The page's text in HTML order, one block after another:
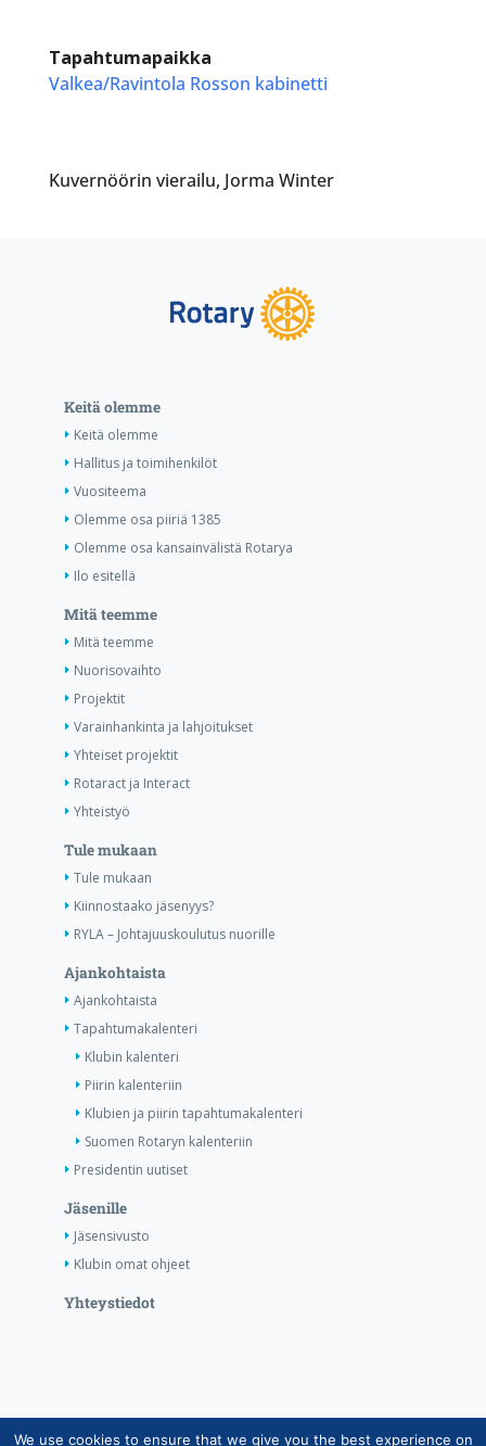
Tapahtumapaikka
Valkea/Ravintola Rosson kabinetti
Kuvernöörin vierailu, Jorma Winter
Keitä olemme
Keitä olemme
Hallitus ja toimihenkilöt
Vuositeema
Olemme osa piiriä 1385
Olemme osa kansainvälistä Rotarya
Ilo esitellä
Mitä teemme
Mitä teemme
Nuorisovaihto
Projektit
Varainhankinta ja lahjoitukset
Yhteiset projektit
Rotaract ja Interact
Yhteistyö
Tule mukaan
Tule mukaan
Kiinnostaako jäsenyys?
RYLA – Johtajuuskoulutus nuorille
Ajankohtaista
Ajankohtaista
Tapahtumakalenteri
Klubin kalenteri
Piirin kalenteriin
Klubien ja piirin tapahtumakalenteri
Suomen Rotaryn kalenteriin
Presidentin uutiset
Jäsenille
Jäsensivusto
Klubin omat ohjeet
Yhteystiedot
Copyright © Suomen Rotarypalvelu ry 2026 |
We use cookies to ensure that we give you the best experience on